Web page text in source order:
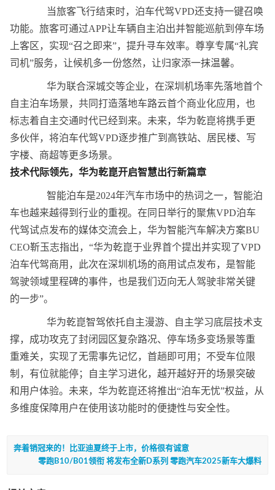
当旅客飞行结束时，泊车代驾VPD还支持一键召唤
功能。旅客可通过APP让车辆自主泊出并智能巡航到停车场
上客区，实现“召之即来”，提升寻车效率。尊享专属“礼宾
司机”服务，让候机多一份悠然，让归家添一抹温馨。
华为联合深城交等企业，在深圳机场率先落地首个
自主泊车场景，共同打造落地车路云首个商业化应用，也
标志着自主交通时代已经到来。未来，华为乾崑将携手更
多伙伴，将泊车代驾VPD逐步推广到高铁站、居民楼、写
字楼、商超等更多场景。
技术代际领先，华为乾崑开启智慧出行新篇章
智能泊车是2024年汽车市场中的热词之一，智能泊
车也越来越得到行业的重视。在同日举行的聚焦VPD泊车
代驾试点发布的媒体交流会上，华为智能汽车解决方案BU
CEO靳玉志指出，“华为乾崑于业界首个提出并实现了VPD
泊车代驾商用，此次在深圳机场的商用试点发布，是智能
驾驶领域里程碑的事件，也是我们迈向无人驾驶非常关键
的一步”。
华为乾崑智驾依托自主漫游、自主学习底层技术支
撑，成功攻克了封闭园区复杂路况、停车场多变场景等重
重难关，实现了无需事先记忆，首趟即可用；不受车位限
制，有位就能停；自主学习进化，越开越好开的场景突破
和用户体验。未来，华为乾崑还将推出“泊车无忧”权益，从
多维度保障用户在使用该功能时的便捷性与安全性。
奔着销冠来的！比亚迪夏终于上市，价格很有诚意
零跑B10/B01领衔 将发布全新D系列 零跑汽车2025新车大爆料